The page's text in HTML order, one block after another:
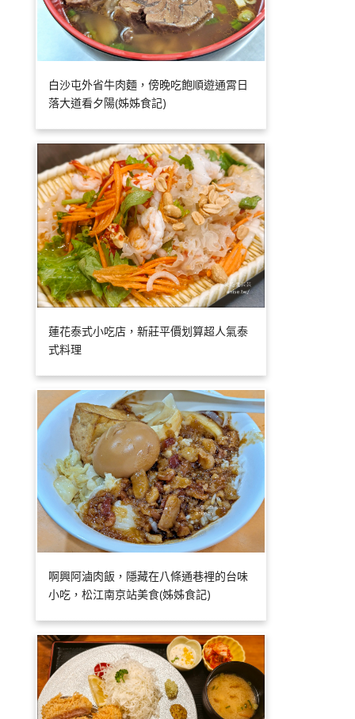
白沙屯外省牛肉麵，傍晚吃飽順遊通霄日
落大道看夕陽(姊姊食記)
蓮花泰式小吃店，新莊平價划算超人氣泰
式料理
啊興阿滷肉飯，隱藏在八條通巷裡的台味
小吃，松江南京站美食(姊姊食記)